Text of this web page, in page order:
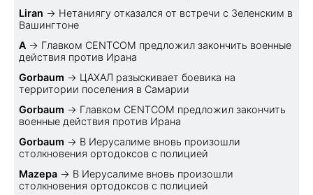
Liran → Нетаниягу отказался от встречи с Зеленским в
Вашингтоне
A → Главком CENTCOM предложил закончить военные
действия против Ирана
Gorbaum → ЦАХАЛ разыскивает боевика на
территории поселения в Самарии
Gorbaum → Главком CENTCOM предложил закончить
военные действия против Ирана
Gorbaum → В Иерусалиме вновь произошли
столкновения ортодоксов с полицией
Mazepa → В Иерусалиме вновь произошли
столкновения ортодоксов с полицией